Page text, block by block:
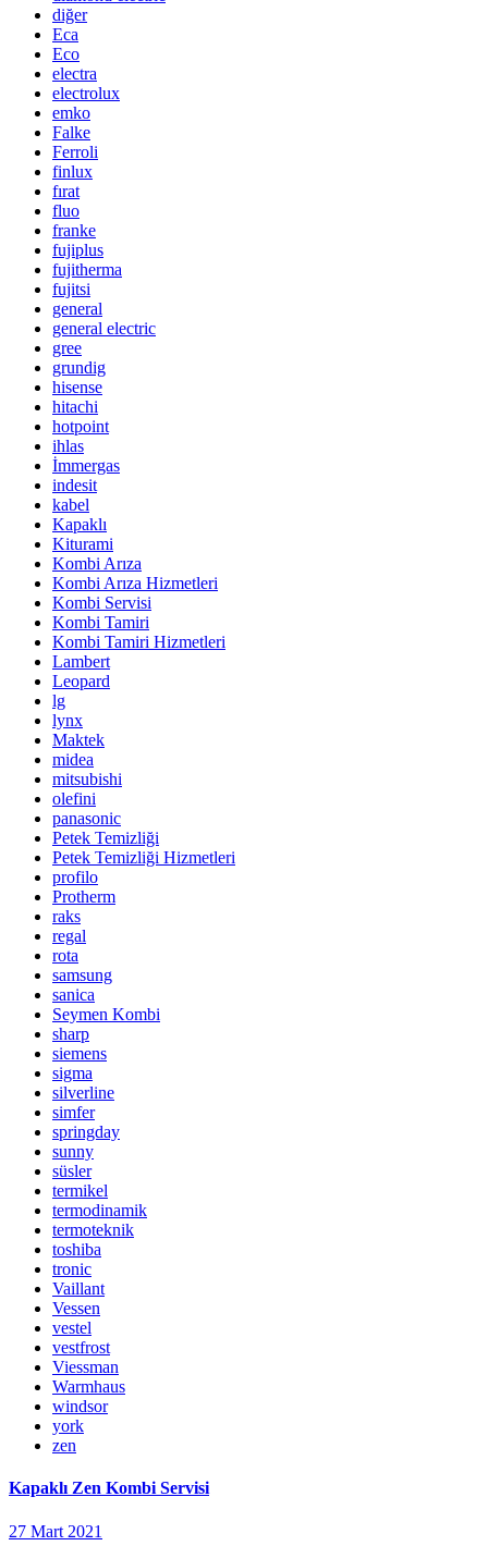
diğer
Eca
Eco
electra
electrolux
emko
Falke
Ferroli
finlux
fırat
fluo
franke
fujiplus
fujitherma
fujitsi
general
general electric
gree
grundig
hisense
hitachi
hotpoint
ihlas
İmmergas
indesit
kabel
Kapaklı
Kiturami
Kombi Arıza
Kombi Arıza Hizmetleri
Kombi Servisi
Kombi Tamiri
Kombi Tamiri Hizmetleri
Lambert
Leopard
lg
lynx
Maktek
midea
mitsubishi
olefini
panasonic
Petek Temizliği
Petek Temizliği Hizmetleri
profilo
Protherm
raks
regal
rota
samsung
sanica
Seymen Kombi
sharp
siemens
sigma
silverline
simfer
springday
sunny
süsler
termikel
termodinamik
termoteknik
toshiba
tronic
Vaillant
Vessen
vestel
vestfrost
Viessman
Warmhaus
windsor
york
zen
Kapaklı Zen Kombi Servisi
27 Mart 2021